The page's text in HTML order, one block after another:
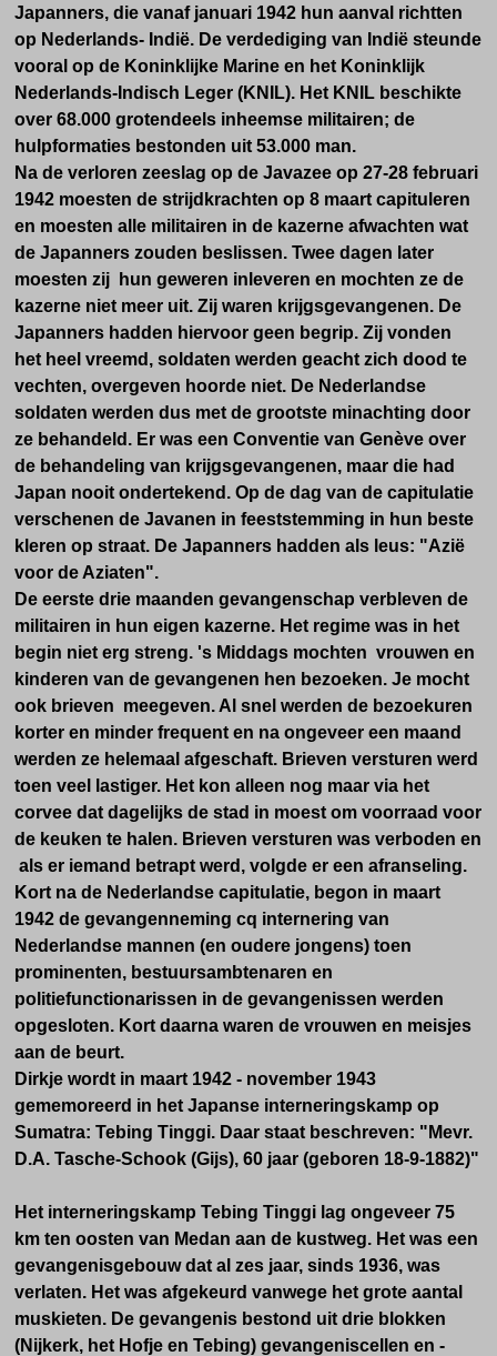
Japanners, die vanaf januari 1942 hun aanval richtten
op Nederlands- Indië. De verdediging van Indië steunde
vooral op de Koninklijke Marine en het Koninklijk
Nederlands-Indisch Leger (KNIL). Het KNIL beschikte
over 68.000 grotendeels inheemse militairen; de
hulpformaties bestonden uit 53.000 man.
Na de verloren zeeslag op de Javazee op 27-28 februari
1942 moesten de strijdkrachten op 8 maart capituleren
en moesten alle militairen in de kazerne afwachten wat
de Japanners zouden beslissen. Twee dagen later
moesten zij hun geweren inleveren en mochten ze de
kazerne niet meer uit. Zij waren krijgsgevangenen. De
Japanners hadden hiervoor geen begrip. Zij vonden
het heel vreemd, soldaten werden geacht zich dood te
vechten, overgeven hoorde niet. De Nederlandse
soldaten werden dus met de grootste minachting door
ze behandeld. Er was een Conventie van Genève over
de behandeling van krijgsgevangenen, maar die had
Japan nooit ondertekend. Op de dag van de capitulatie
verschenen de Javanen in feeststemming in hun beste
kleren op straat. De Japanners hadden als leus: "Azië
voor de Aziaten".
De eerste drie maanden gevangenschap verbleven de
militairen in hun eigen kazerne. Het regime was in het
begin niet erg streng. 's Middags mochten vrouwen en
kinderen van de gevangenen hen bezoeken. Je mocht
ook brieven meegeven. Al snel werden de bezoekuren
korter en minder frequent en na ongeveer een maand
werden ze helemaal afgeschaft. Brieven versturen werd
toen veel lastiger. Het kon alleen nog maar via het
corvee dat dagelijks de stad in moest om voorraad voor
de keuken te halen. Brieven versturen was verboden en
als er iemand betrapt werd, volgde er een afranseling.
Kort na de Nederlandse capitulatie, begon in maart
1942 de gevangenneming cq internering van
Nederlandse mannen (en oudere jongens) toen
prominenten, bestuursambtenaren en
politiefunctionarissen in de gevangenissen werden
opgesloten. Kort daarna waren de vrouwen en meisjes
aan de beurt.
Dirkje wordt in maart 1942 - november 1943
gememoreerd in het Japanse interneringskamp op
Sumatra: Tebing Tinggi. Daar staat beschreven: "Mevr.
D.A. Tasche-Schook (Gijs), 60 jaar (geboren 18-9-1882)"
Het interneringskamp Tebing Tinggi lag ongeveer 75
km ten oosten van Medan aan de kustweg. Het was een
gevangenisgebouw dat al zes jaar, sinds 1936, was
verlaten. Het was afgekeurd vanwege het grote aantal
muskieten. De gevangenis bestond uit drie blokken
(Nijkerk, het Hofje en Tebing) gevangeniscellen en -